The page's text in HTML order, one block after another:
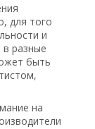
для того
и
разные
быть
на